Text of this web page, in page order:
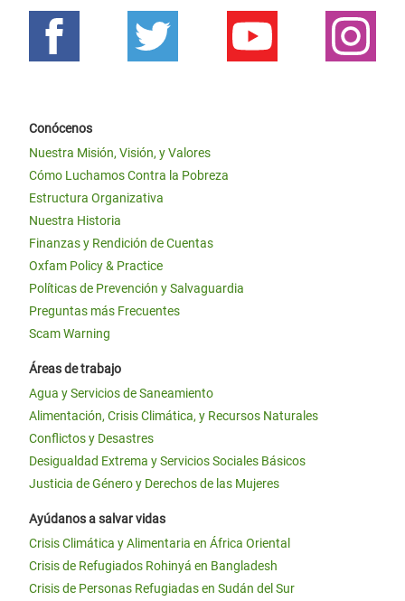
Conócenos
Nuestra Misión, Visión, y Valores
Cómo Luchamos Contra la Pobreza
Estructura Organizativa
Nuestra Historia
Finanzas y Rendición de Cuentas
Oxfam Policy & Practice
Políticas de Prevención y Salvaguardia
Preguntas más Frecuentes
Scam Warning
Áreas de trabajo
Agua y Servicios de Saneamiento
Alimentación, Crisis Climática, y Recursos Naturales
Conflictos y Desastres
Desigualdad Extrema y Servicios Sociales Básicos
Justicia de Género y Derechos de las Mujeres
Ayúdanos a salvar vidas
Crisis Climática y Alimentaria en África Oriental
Crisis de Refugiados Rohinyá en Bangladesh
Crisis de Personas Refugiadas en Sudán del Sur